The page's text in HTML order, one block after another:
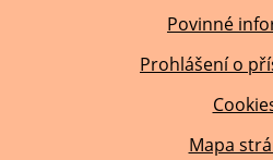
Povinné
Prohlášení o
Mapa